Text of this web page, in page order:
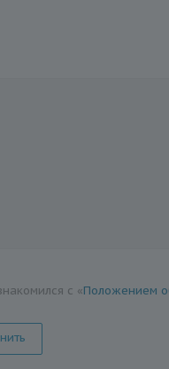
с «Положением